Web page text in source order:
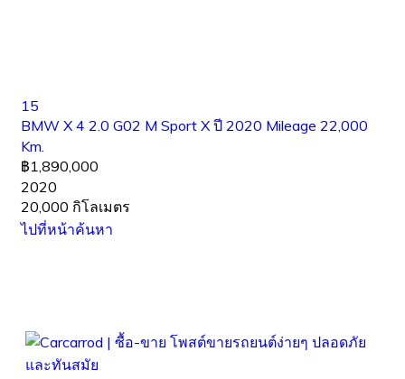
15
BMW X 4 2.0 G02 M Sport X ปี 2020 Mileage 22,000
Km.
฿1,890,000
2020
20,000 กิโลเมตร
ไปที่หน้าค้นหา